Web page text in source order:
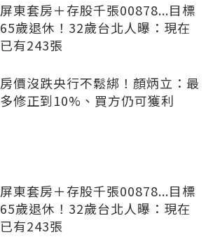
屏東套房＋存股千張00878...目標
65歲退休！32歲台北人曝：現在
已有243張
房價沒跌央行不鬆綁！顏炳立：最
多修正到10%、買方仍可獲利
屏東套房＋存股千張00878...目標
65歲退休！32歲台北人曝：現在
已有243張